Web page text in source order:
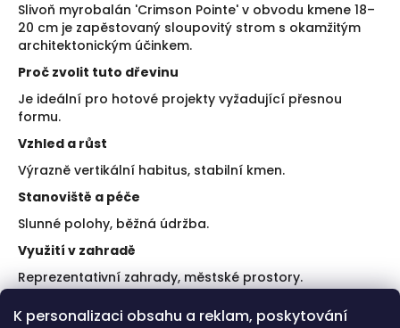
K personalizaci obsahu a reklam, poskytování
Slivoň myrobalán 'Crimson Pointe' v obvodu kmene 18–
20 cm je zapěstovaný sloupovitý strom s okamžitým
architektonickým účinkem.
Proč zvolit tuto dřevinu
Je ideální pro hotové projekty vyžadující přesnou
formu.
Vzhled a růst
Výrazně vertikální habitus, stabilní kmen.
Stanoviště a péče
Slunné polohy, běžná údržba.
Využití v zahradě
Reprezentativní zahrady, městské prostory.